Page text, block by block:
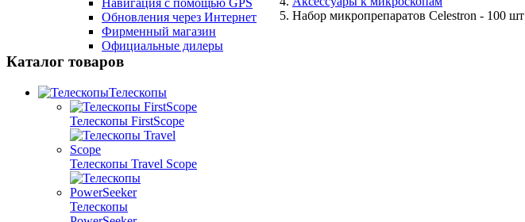
Навигация с помощью GPS
Обновления через Интернет
Фирменный магазин
Официальные дилеры
Набор микропрепаратов Celestron - 100 шт
Каталог товаров
Телескопы
Телескопы FirstScope
Телескопы Travel Scope
Телескопы